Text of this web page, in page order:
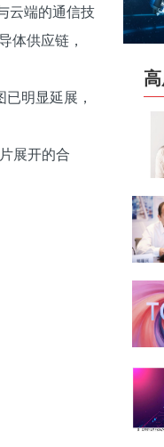
云端的通信技
体供应链，
明显延展，
展开的合